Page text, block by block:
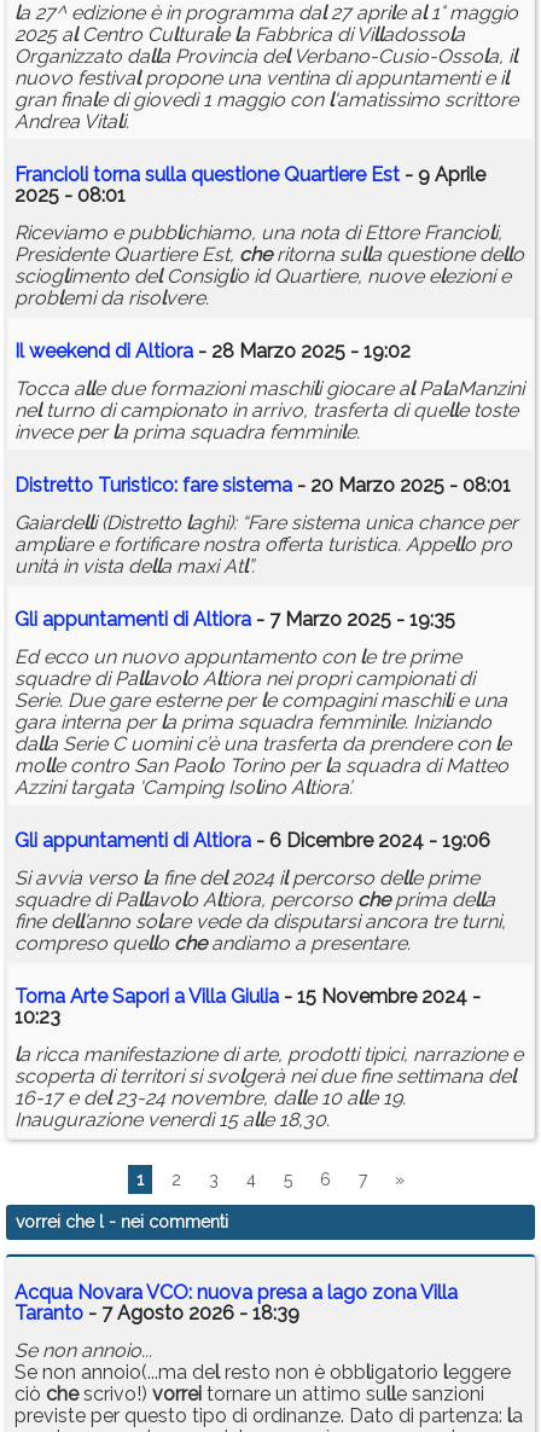
la 27^ edizione è in programma dal27 aprile al1° maggio
2025 alCentro Culturale la Fabbrica di Villadossola
Organizzato dalla Provincia delVerbano-Cusio-Ossola, il
nuovo festivalpropone una ventina di appuntamenti e il
gran finale di giovedì 1 maggio con l'amatissimo scrittore
Andrea Vitali.
Francioli torna sulla questione Quartiere Est - 9 Aprile
2025 - 08:01
Riceviamo e pubblichiamo, una nota di Ettore Francioli,
Presidente Quartiere Est, cheritorna sulla questione dello
scioglimento delConsiglio id Quartiere, nuove elezioni e
problemi da risolvere.
lweekend di Altiora - 28 Marzo 2025 - 19:02
Tocca alle due formazioni maschili giocare alPalaManzini
nelturno di campionato in arrivo, trasferta di quelle toste
invece perla prima squadra femminile.
Distretto Turistico: fare sistema - 20 Marzo 2025 - 08:01
Gaiardelli (Distretto laghi): “Fare sistema unica chance per
ampliare e fortificare nostra offerta turistica. Appello pro
unità in vista della maxi Atl”.
Gli appuntamenti di Altiora - 7 Marzo 2025 - 19:35
Ed ecco un nuovo appuntamento con le tre prime
squadre di Pallavolo Altiora nei propri campionati di
Serie. Due gare esterne perle compagini maschili e una
gara interna perla prima squadra femminile. Iniziando
dalla Serie C uomini c’è una trasferta da prendere con le
molle contro San Paolo Torino perla squadra di Matteo
Azzini targata ‘Camping Isolino Altiora’.
Gli appuntamenti di Altiora - 6 Dicembre 2024 - 19:06
Si avvia verso la fine del2024 ilpercorso delle prime
squadre di Pallavolo Altiora, percorso cheprima della
fine dell’anno solare vede da disputarsi ancora tre turni,
compreso quello cheandiamo a presentare.
Torna Arte Sapori a Villa Giulia - 15 Novembre 2024 -
10:23
la ricca manifestazione di arte, prodotti tipici, narrazione e
scoperta di territori si svolgerà nei due fine settimana del
16-17 e del23-24 novembre, dalle 10 alle 19.
Inaugurazione venerdì 15 alle 18,30.
1 2 3 4 5 6 7 »
vorrei che l- nei commenti
Acqua Novara VCO: nuova presa a lago zona Villa
Taranto - 7 Agosto 2026 - 18:39
Se non annoio...
Se non annoio(...ma delresto non è obbligatorio leggere
ciò chescrivo!) vorrei tornare un attimo sulle sanzioni
previste per questo tipo di ordinanze. Dato di partenza: la